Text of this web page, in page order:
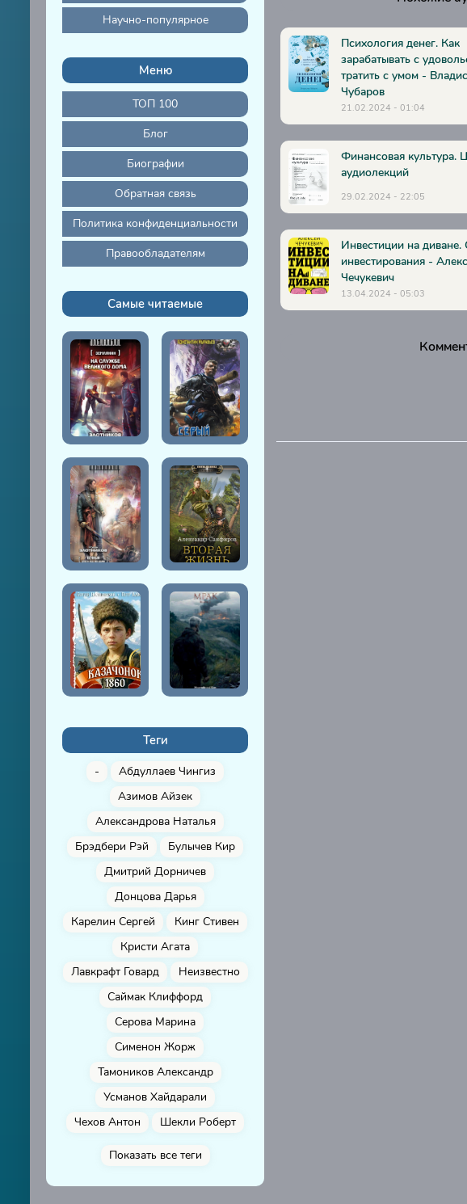
Научно-популярное
Меню
ТОП 100
Блог
Биографии
Обратная связь
Политика конфиденциальности
Правообладателям
Самые читаемые
Теги
-
Абдуллаев Чингиз
Азимов Айзек
Александрова Наталья
Брэдбери Рэй
Булычев Кир
Дмитрий Дорничев
Донцова Дарья
Карелин Сергей
Кинг Стивен
Кристи Агата
Лавкрафт Говард
Неизвестно
Саймак Клиффорд
Серова Марина
Сименон Жорж
Тамоников Александр
Усманов Хайдарали
Чехов Антон
Шекли Роберт
Показать все теги
01010117
01010118
01010119
01010202
01010203
01010204
01010206
01010207
01010305
Психология денег. Как
зарабатывать с
тратить с умом -
Чубаров
21.02.2024 - 01:04
Финансовая культура.
аудиолекций
29.02.2024 - 22:05
Инвестиции на
инвестирования -
Чечукевич
13.04.2024 - 05:03